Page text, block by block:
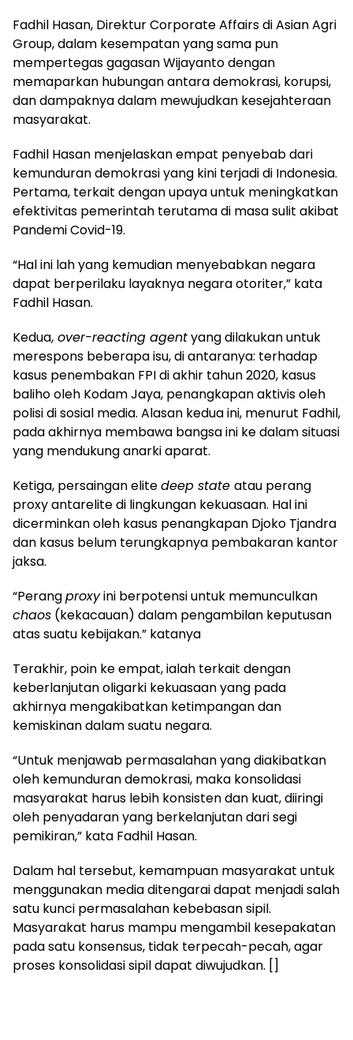
Fadhil Hasan, Direktur Corporate Affairs di Asian Agri
Group, dalam kesempatan yang sama pun
mempertegas gagasan Wijayanto dengan
memaparkan hubungan antara demokrasi, korupsi,
dan dampaknya dalam mewujudkan kesejahteraan
masyarakat.
Fadhil Hasan menjelaskan empat penyebab dari
kemunduran demokrasi yang kini terjadi di Indonesia.
Pertama, terkait dengan upaya untuk meningkatkan
efektivitas pemerintah terutama di masa sulit akibat
Pandemi Covid-19.
“Hal ini lah yang kemudian menyebabkan negara
dapat berperilaku layaknya negara otoriter,” kata
Fadhil Hasan.
Kedua, over-reacting agentyang dilakukan untuk
merespons beberapa isu, di antaranya: terhadap
kasus penembakan FPI di akhir tahun 2020, kasus
baliho oleh Kodam Jaya, penangkapan aktivis oleh
polisi di sosial media. Alasan kedua ini, menurut Fadhil,
pada akhirnya membawa bangsa ini ke dalam situasi
yang mendukung anarki aparat.
Ketiga, persaingan elitedeep state atau perang
proxy antarelite di lingkungan kekuasaan. Hal ini
dicerminkan oleh kasus penangkapan Djoko Tjandra
dan kasus belum terungkapnya pembakaran kantor
jaksa.
“Perangproxyini berpotensi untuk memunculkan
chaos (kekacauan) dalam pengambilan keputusan
atas suatu kebijakan.” katanya
Terakhir, poin ke empat, ialah terkait dengan
keberlanjutan oligarki kekuasaan yang pada
akhirnya mengakibatkan ketimpangan dan
kemiskinan dalam suatu negara.
“Untuk menjawab permasalahan yang diakibatkan
oleh kemunduran demokrasi, maka konsolidasi
masyarakat harus lebih konsisten dan kuat, diiringi
oleh penyadaran yang berkelanjutan dari segi
pemikiran,” kata Fadhil Hasan.
Dalam hal tersebut, kemampuan masyarakat untuk
menggunakan media ditengarai dapat menjadi salah
satu kunci permasalahan kebebasan sipil.
Masyarakat harus mampu mengambil kesepakatan
pada satu konsensus, tidak terpecah-pecah, agar
proses konsolidasi sipil dapat diwujudkan. []